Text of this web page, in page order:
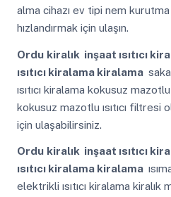
alma cihazı ev tipi nem
hızlandırmak için ulaşın.
Ordu kiralık inşaat ısıtıcı
ısıtıcı kiralama kiralama
ısıtıcı kiralama kokusuz mazotlu
kokusuz mazotlu ısıtıcı filtresi
için ulaşabilirsiniz.
Ordu kiralık inşaat ısıtıcı
ısıtıcı kiralama kiralama
elektrikli ısıtıcı kiralama kiralık